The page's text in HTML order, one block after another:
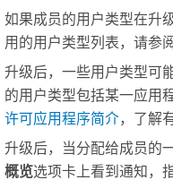
如果成员的用户类型在升
用的用户类型列表，请参阅
升级后，一些用户类型可
的用户类型包括某一应用
许可应用程序简介，了解
升级后，当分配给成员的
概览选项卡上看到通知，